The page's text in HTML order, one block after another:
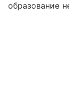
образование